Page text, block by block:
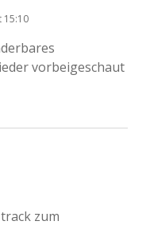
15:10
vorbeigeschaut
zum